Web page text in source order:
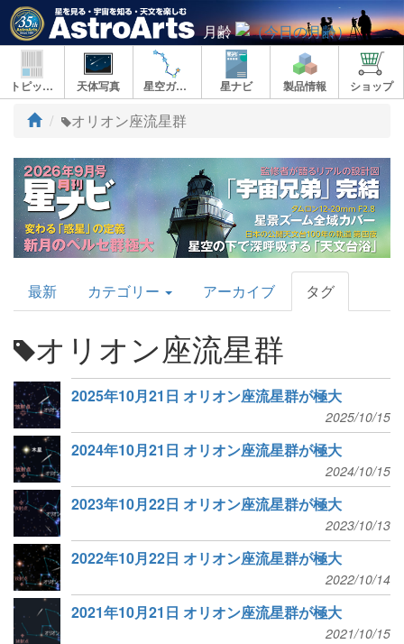
月齢
トピックス 天体写真 星空ガイド 星ナビ 製品情報 ショップ
ト
プ
オリオン座流星群
AstroArts
Topics
最新 カテゴリー アーカイブ タグ
オリオン座流星群
2025年10月21日 オリオン座流星群が極大
2025/10/15
2024年10月21日 オリオン座流星群が極大
2024/10/15
2023年10月22日 オリオン座流星群が極大
2023/10/13
2022年10月22日 オリオン座流星群が極大
2022/10/14
2021年10月21日 オリオン座流星群が極大
2021/10/15